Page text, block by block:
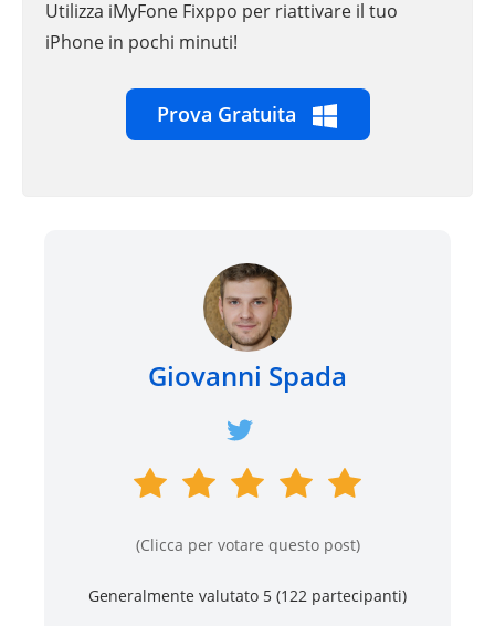
Utilizza iMyFone Fixppo per riattivare il tuo
iPhone in pochi minuti!
Prova Gratuita
Giovanni Spada
(Clicca per votare questo post)
Generalmente valutato 5 (122 partecipanti)